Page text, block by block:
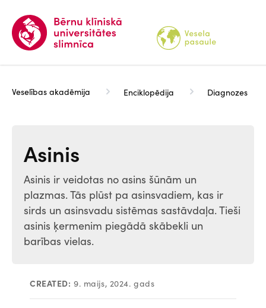
galveno
saturu
Veselības akadēmija Enciklopēdija Diagnozes
Asinis
Asinis ir veidotas no asins šūnām un
plazmas. Tās plūst pa asinsvadiem, kas ir
sirds un asinsvadu sistēmas sastāvdaļa. Tieši
asinis ķermenim piegādā skābekli un
barības vielas.
CREATED: 9. maijs, 2024. gads